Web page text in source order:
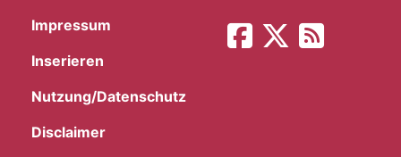
App
Impressum
Inserieren
Nutzung/Datenschutz
Disclaimer